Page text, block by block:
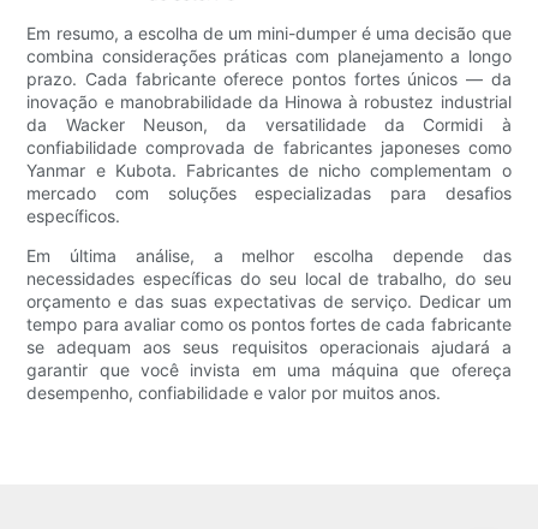
Em resumo, a escolha de um mini-dumper é uma decisão que
combina considerações práticas com planejamento a longo
prazo. Cada fabricante oferece pontos fortes únicos — da
inovação e manobrabilidade da Hinowa à robustez industrial
da Wacker Neuson, da versatilidade da Cormidi à
confiabilidade comprovada de fabricantes japoneses como
Yanmar e Kubota. Fabricantes de nicho complementam o
mercado com soluções especializadas para desafios
específicos.
Em última análise, a melhor escolha depende das
necessidades específicas do seu local de trabalho, do seu
orçamento e das suas expectativas de serviço. Dedicar um
tempo para avaliar como os pontos fortes de cada fabricante
se adequam aos seus requisitos operacionais ajudará a
garantir que você invista em uma máquina que ofereça
desempenho, confiabilidade e valor por muitos anos.